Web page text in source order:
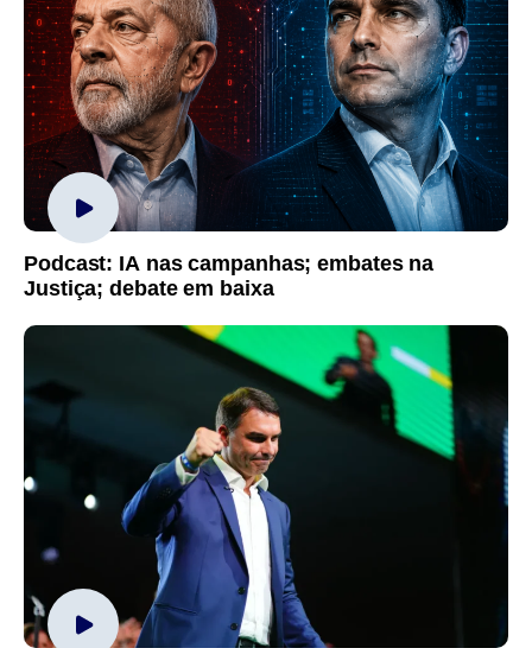
Podcast: IA nas campanhas; embates na
Justiça; debate em baixa